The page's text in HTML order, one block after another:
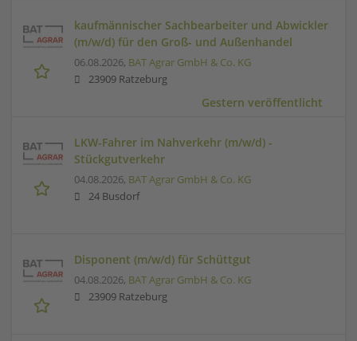
kaufmännischer Sachbearbeiter und Abwickler
(m/w/d) für den Groß- und Außenhandel
06.08.2026, BAT Agrar GmbH & Co. KG
23909 Ratzeburg
Gestern veröffentlicht
LKW-Fahrer im Nahverkehr (m/w/d) -
Stückgutverkehr
04.08.2026, BAT Agrar GmbH & Co. KG
24 Busdorf
Disponent (m/w/d) für Schüttgut
04.08.2026, BAT Agrar GmbH & Co. KG
23909 Ratzeburg